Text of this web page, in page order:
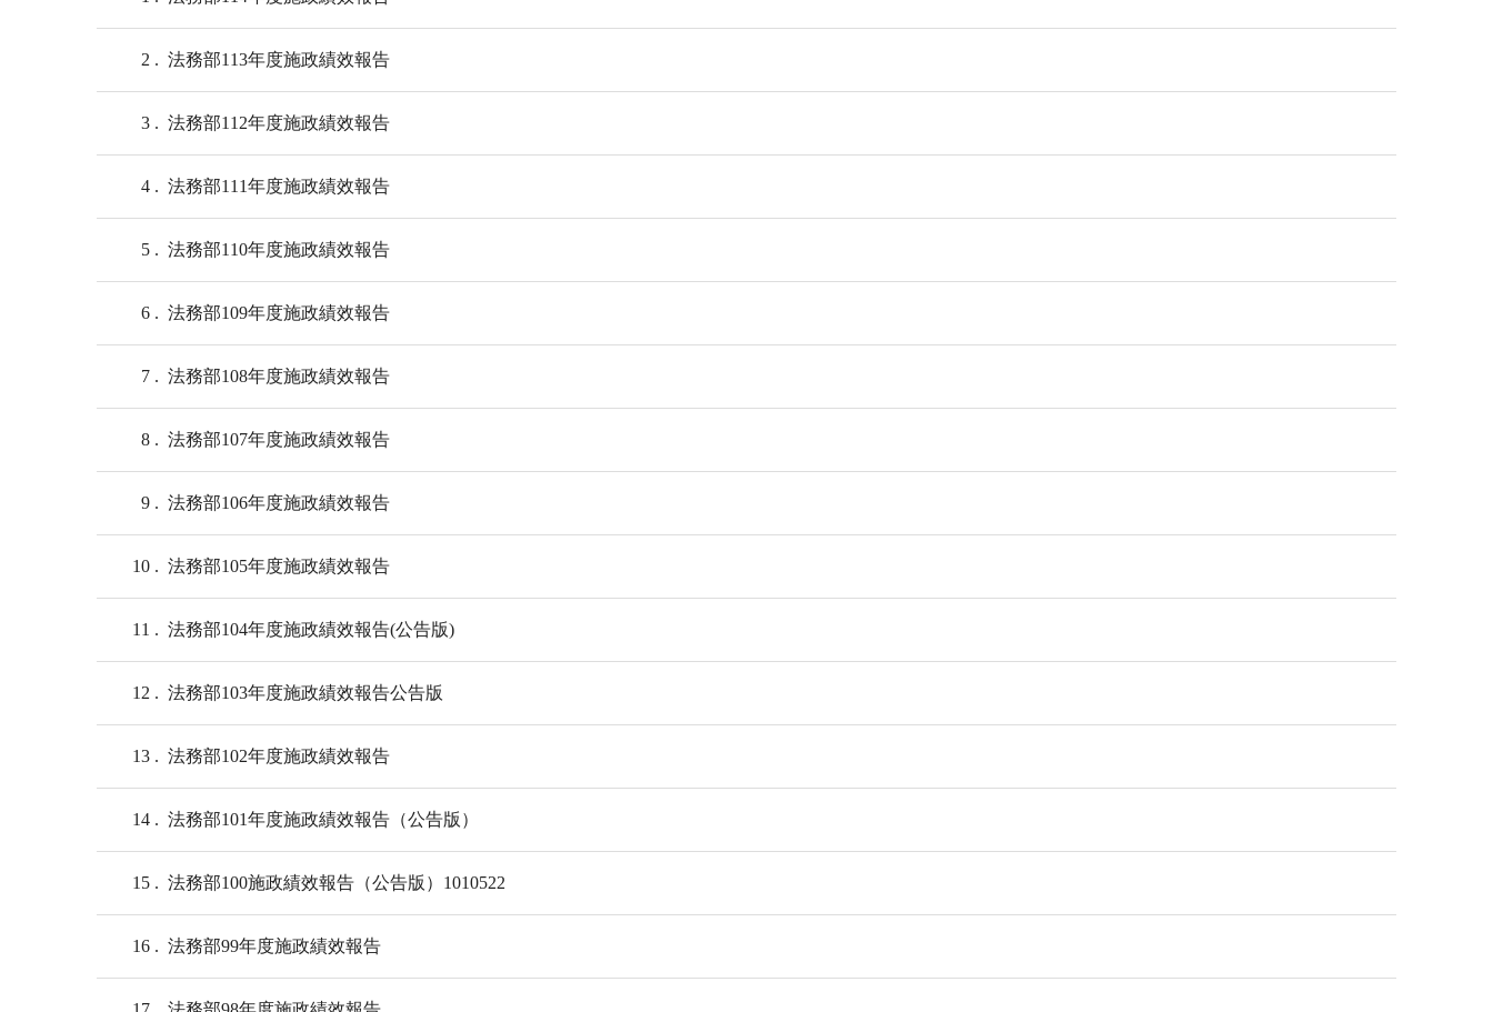
2 法務部113年度施政績效報告
3 法務部112年度施政績效報告
4 法務部111年度施政績效報告
5 法務部110年度施政績效報告
6 法務部109年度施政績效報告
7 法務部108年度施政績效報告
8 法務部107年度施政績效報告
9 法務部106年度施政績效報告
10 法務部105年度施政績效報告
11 法務部104年度施政績效報告(公告版)
12 法務部103年度施政績效報告公告版
13 法務部102年度施政績效報告
14 法務部101年度施政績效報告（公告版）
15 法務部100施政績效報告（公告版）1010522
16 法務部99年度施政績效報告